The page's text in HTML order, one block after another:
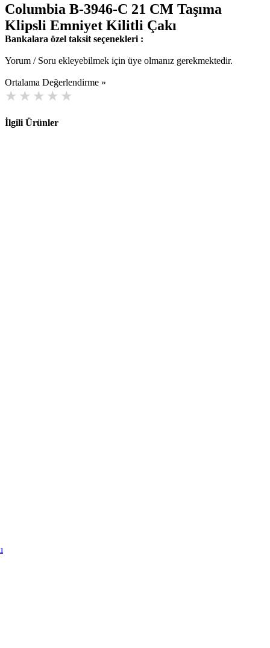
Columbia B-3946-C 21 CM Taşıma
Klipsli Emniyet Kilitli Çakı
Bankalara özel taksit seçenekleri :
Yorum / Soru ekleyebilmek için üye olmanız gerekmektedir.
Ortalama Değerlendirme »
İlgili Ürünler